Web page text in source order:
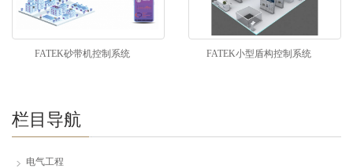
FATEK砂带机控制系统 FATEK小型盾构控制系统
栏目导航
电气工程